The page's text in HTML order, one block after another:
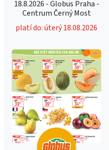
18.8.2026 - Globus Praha -
Centrum Černý Most
platí do: úterý 18.08.2026